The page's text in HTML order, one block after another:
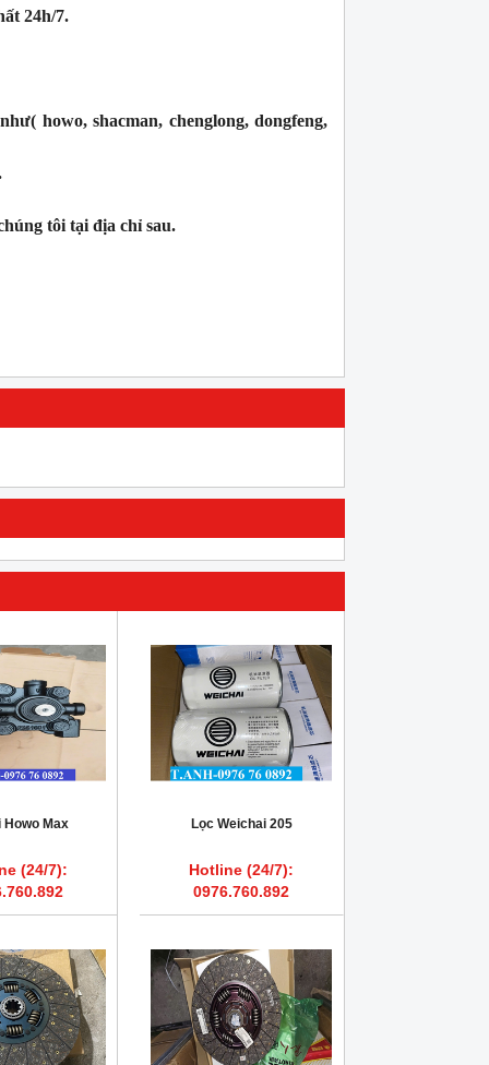
24h/7.
howo, shacman, chenglong, dongfeng,
tôi tại địa chỉ sau.
Howo Max
(24/7):
Lọc Weichai 205
Hotline (24/7):
0976.760.892